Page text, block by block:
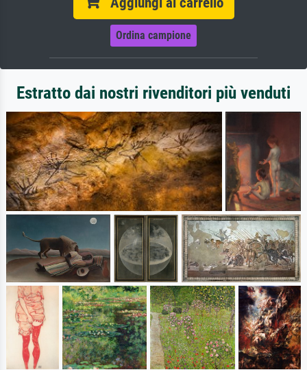
Ordina campione
Estratto dai nostri rivenditori più venduti